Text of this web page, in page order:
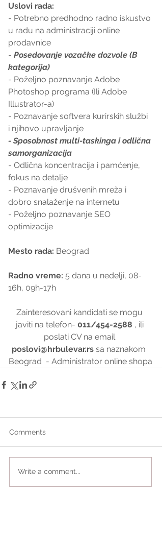
Uslovi rada:
- Potrebno predhodno radno iskustvo
u radu na administraciji online
prodavnice
- Posedovanje vozačke dozvole (B
kategorija)
- Poželjno poznavanje Adobe
Photoshop programa (Ili Adobe
Illustrator-a)
- Poznavanje softvera kurirskih službi
i njihovo upravljanje
- Sposobnost multi-taskinga i odlična
samorganizacija
- Odlična koncentracija i pamćenje,
fokus na detalje
- Poznavanje drušvenih mreža i
dobro snalaženje na internetu
- Poželjno poznavanje SEO
optimizacije
Mesto rada: Beograd
Radno vreme: 5 dana u nedelji, 08-
16h, 09h-17h
Zainteresovani kandidati se mogu
javiti na telefon- 011/454-2588 , ili
poslati CV na email
poslovi@hrbulevar.rs sa naznakom
Beograd  - Administrator online shopa
Comments
Write a comment...